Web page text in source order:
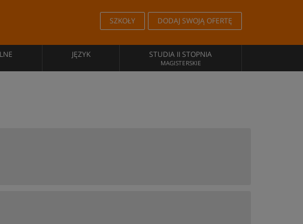
SZKOŁY DODAJ SWOJĄ OFERTĘ
JĘZYK STUDIA II STOPNIA
MAGISTERSKIE